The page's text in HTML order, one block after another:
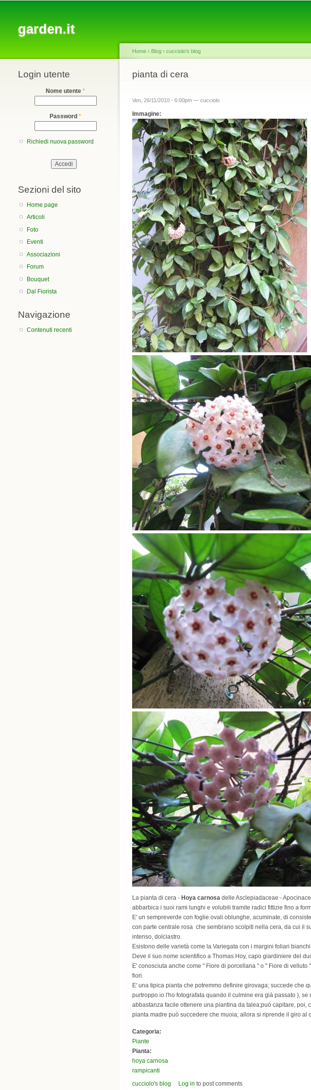
garden.it
Login utente
Nome utente *
Password *
Richiedi nuova password
Sezioni del sito
Home page
Articoli
Foto
Eventi
Associazioni
Forum
Bouquet
Dal Fiorista
Navigazione
Contenuti recenti
You are here
Home › Blog › cucciolo's blog
pianta di cera
Ven, 26/11/2010 - 6:00pm — cucciolo
Immagine:
La pianta di cera - Hoya carnosa delle Asclepiadaceae -
abbarbica i suoi rami lunghi e volubili tramite radici fittizie fino a
E' un sempreverde con foglie ovali oblunghe, acuminate, di
con parte centrale rosa che sembrano scolpiti nella cera, da cui il
intenso, dolciastro.
Esistono delle varietà come la Variegata con i margini foliari
Deve il suo nome scientifico a Thomas Hoy, capo giardiniere del
E' conosciuta anche come " Fiore di porcellana " o " Fiore di
fiori.
E' una tipica pianta che potremmo definire girovaga; succede che
purtroppo io l'ho fotografata quando il culmine era già passato ),
abbastanza facile ottenere una piantina da talea;può capitare,
pianta madre può succedere che muoia; allora si riprende il giro al
Categoria:
Piante
Pianta:
hoya carnosa
rampicanti
cucciolo's blog
Log in to post comments